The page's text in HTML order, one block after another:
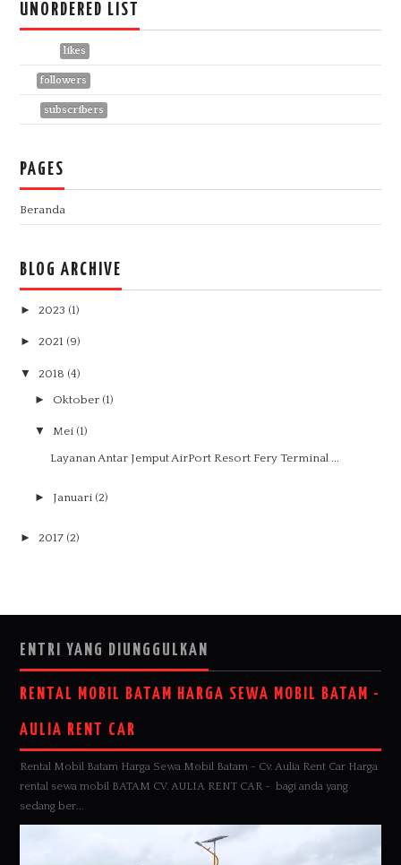
UNORDERED LIST
likes
followers
subscribers
PAGES
Beranda
BLOG ARCHIVE
►2023 (1)
►2021 (9)
▼2018 (4)
► Oktober (1)
▼Mei (1)
Layanan Antar Jemput AirPort Resort Fery Terminal ...
► Januari (2)
►2017 (2)
ENTRI YANG DIUNGGULKAN
RENTAL MOBIL BATAM HARGA SEWA MOBIL BATAM -
AULIA RENT CAR
Rental Mobil Batam Harga Sewa Mobil Batam - Cv. Aulia Rent Car Harga
rental sewa mobil BATAM CV. AULIA RENT CAR - bagi anda yang
sedang ber...